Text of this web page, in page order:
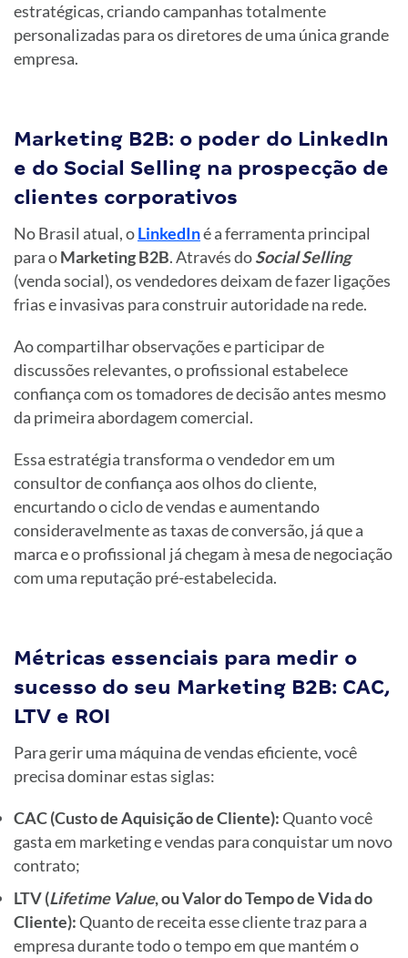
estratégicas, criando campanhas totalmente
personalizadas para os diretores de uma única grande
empresa.
Marketing B2B: o poder do LinkedIn
e do Social Selling na prospecção de
clientes corporativos
No Brasil atual, oLinkedIné a ferramenta principal
para oMarketing B2B. Através doSocial Selling
(venda social), os vendedores deixam de fazer ligações
frias e invasivas para construir autoridade na rede.
Ao compartilhar observações e participar de
discussões relevantes, o profissional estabelece
confiança com os tomadores de decisão antes mesmo
da primeira abordagem comercial.
Essa estratégia transforma o vendedor em um
consultor de confiança aos olhos do cliente,
encurtando o ciclo de vendas e aumentando
consideravelmente as taxas de conversão, já que a
marca e o profissional já chegam à mesa de negociação
com uma reputação pré-estabelecida.
Métricas essenciais para medir o
sucesso do seu Marketing B2B: CAC,
LTV e ROI
Para gerir uma máquina de vendas eficiente, você
precisa dominar estas siglas:
CAC (Custo de Aquisição de Cliente):Quanto você
gasta em marketing e vendas para conquistar um novo
contrato;
LTV (Lifetime Value, ou Valor do Tempo de Vida do
Cliente):Quanto de receita esse cliente traz para a
empresa durante todo o tempo em que mantém o